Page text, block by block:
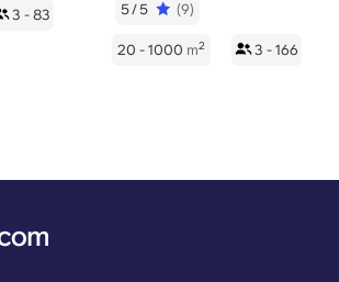
3 - 83 5/5 (9)
20 - 1000 m2 3 - 166